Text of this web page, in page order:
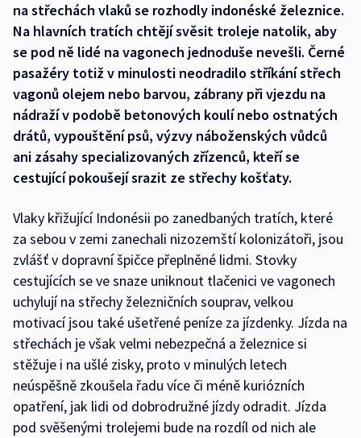
na střechách vlaků se rozhodly indonéské železnice.
Na hlavních tratích chtějí svěsit troleje natolik, aby
se pod ně lidé na vagonech jednoduše nevešli. Černé
pasažéry totiž v minulosti neodradilo stříkání střech
vagonů olejem nebo barvou, zábrany při vjezdu na
nádraží v podobě betonových koulí nebo ostnatých
drátů, vypouštění psů, výzvy náboženských vůdců
ani zásahy specializovaných zřízenců, kteří se
cestující pokoušejí srazit ze střechy košťaty.
Vlaky křižující Indonésii po zanedbaných tratích, které
za sebou v zemi zanechali nizozemští kolonizátoři, jsou
zvlášť v dopravní špičce přeplněné lidmi. Stovky
cestujících se ve snaze uniknout tlačenici ve vagonech
uchylují na střechy železničních souprav, velkou
motivací jsou také ušetřené peníze za jízdenky. Jízda na
střechách je však velmi nebezpečná a železnice si
stěžuje i na ušlé zisky, proto v minulých letech
neúspěšně zkoušela řadu více či méně kuriózních
opatření, jak lidi od dobrodružné jízdy odradit. Jízda
pod svěšenými trolejemi bude na rozdíl od nich ale